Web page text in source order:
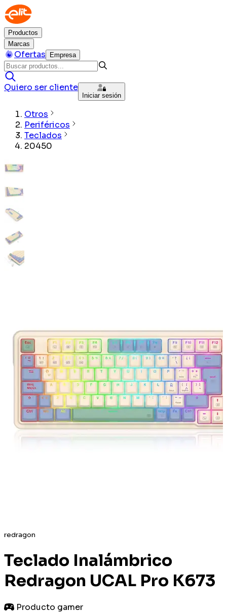
Productos
Marcas
Ofertas Empresa
Quiero ser cliente
Iniciar sesión
Otros
Periféricos
Teclados
20450
redragon
Teclado Inalámbrico
Redragon UCAL Pro K673
Producto gamer